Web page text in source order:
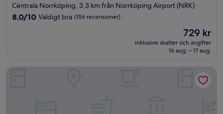
stjärnigt
boende
Centrala Norrköping, 3,3 km från Norrköping Airport (NRK)
8.0
8,0/10 Väldigt bra (156 recensioner)
Priset
är
729 kr
729 kr
inklusive skatter och avgifter
16 aug. – 17 aug.